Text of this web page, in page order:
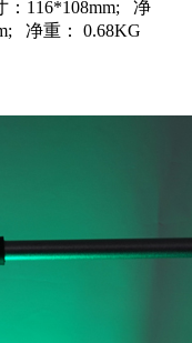
：116*108mm; 净
净重： 0.68KG